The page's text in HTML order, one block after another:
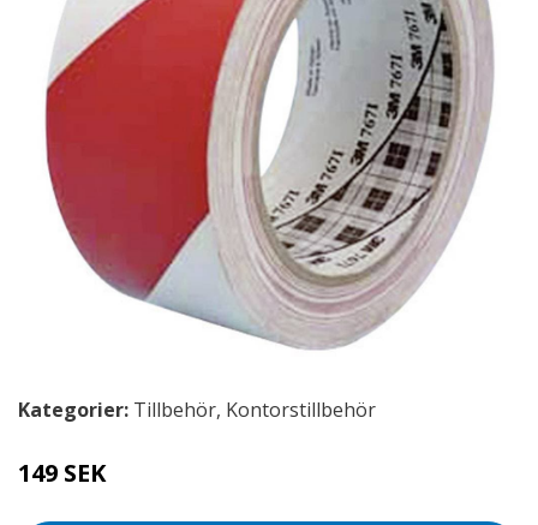
Kategorier: Tillbehör, Kontorstillbehör
149 SEK